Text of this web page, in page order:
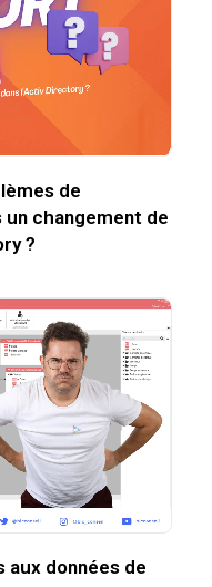
de
un changement de
?
aux données de